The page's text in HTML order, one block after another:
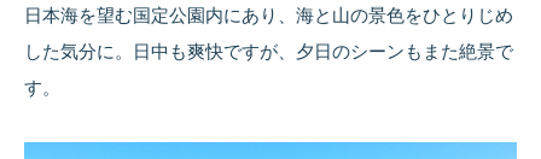
日本海を望む国定公園内にあり、海と山の景色をひとりじめ
した気分に。日中も爽快ですが、夕日のシーンもまた絶景で
す。